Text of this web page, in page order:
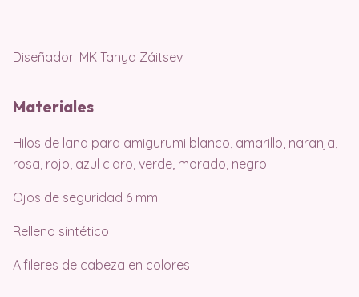
Diseñador: MK Tanya Záitsev
Materiales
Hilos de lana para amigurumi blanco, amarillo, naranja,
rosa, rojo, azul claro, verde, morado, negro.
Ojos de seguridad 6 mm
Relleno sintético
Alfileres de cabeza en colores